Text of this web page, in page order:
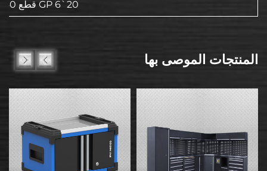
20`GP 6 قطع 40`HQ 13 قطعة
المنتجات الموصى بها